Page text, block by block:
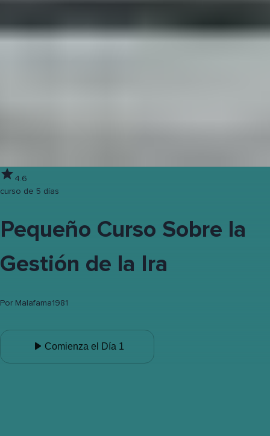
4.6
curso de 5 días
Pequeño Curso Sobre la
Gestión de la Ira
Por Malafama1981
Comienza el Día 1